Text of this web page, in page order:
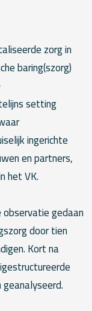
zorg in
baring(szorg)
setting
ingerichte
en partners,
het VK.
gedaan
door tien
Kort na